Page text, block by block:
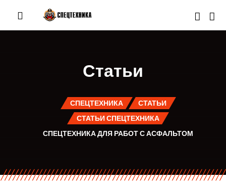
Статьи
СПЕЦТЕХНИКА
СТАТЬИ
СТАТЬИ СПЕЦТЕХНИКА
СПЕЦТЕХНИКА ДЛЯ РАБОТ С АСФАЛЬТОМ